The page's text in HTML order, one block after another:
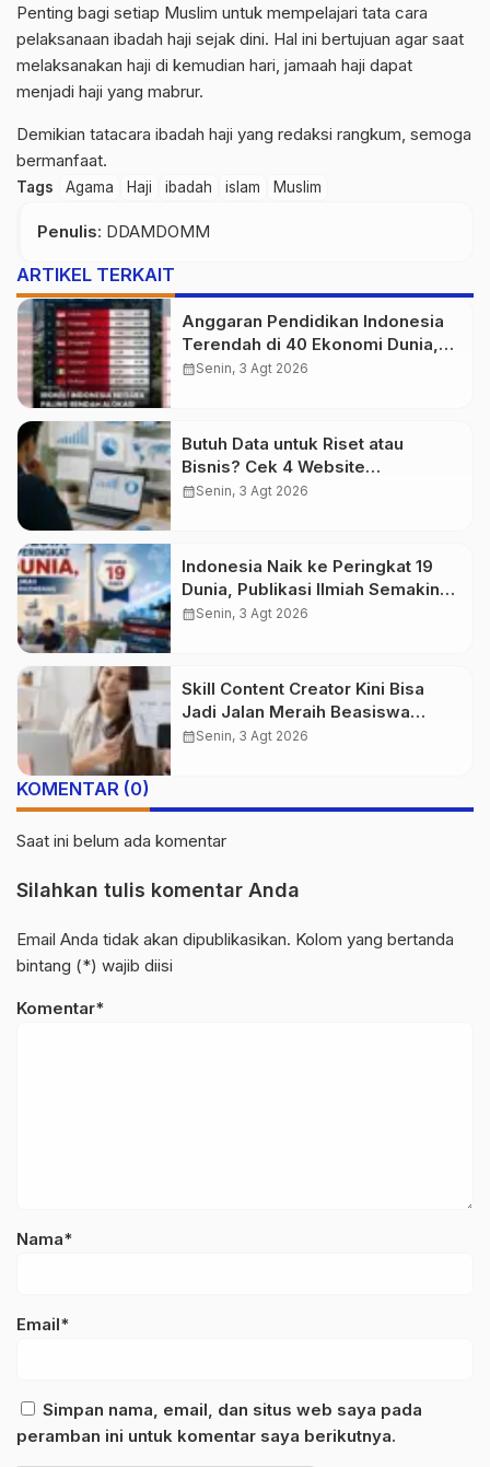
Penting bagi setiap Muslim untuk mempelajari tata cara
pelaksanaan ibadah haji sejak dini. Hal ini bertujuan agar saat
melaksanakan haji di kemudian hari, jamaah haji dapat
menjadi haji yang mabrur.
Demikian tatacara ibadah haji yang redaksi rangkum, semoga
bermanfaat.
Tags Agama Haji ibadah islam Muslim
Penulis: DDAMDOMM
ARTIKEL TERKAIT
Anggaran Pendidikan Indonesia
Terendah di 40 Ekonomi Dunia,
Tantangan Akses Pendidikan
calendar_monthSenin, 3 Agt 2026
Butuh Data untuk Riset atau
Bisnis? Cek 4 Website
Terpercaya Ini
calendar_monthSenin, 3 Agt 2026
Indonesia Naik ke Peringkat 19
Dunia, Publikasi Ilmiah Semakin
Berkembang
calendar_monthSenin, 3 Agt 2026
Skill Content Creator Kini Bisa
Jadi Jalan Meraih Beasiswa
Kuliah
calendar_monthSenin, 3 Agt 2026
KOMENTAR (0)
Saat ini belum ada komentar
Silahkan tulis komentar Anda
Email Anda tidak akan dipublikasikan. Kolom yang bertanda
bintang (*) wajib diisi
Komentar*
Nama*
Email*
Simpan nama, email, dan situs web saya pada
peramban ini untuk komentar saya berikutnya.